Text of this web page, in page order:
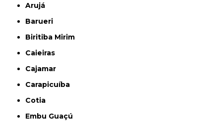
Arujá
Barueri
Biritiba Mirim
Caieiras
Cajamar
Carapicuíba
Cotia
Embu Guaçú